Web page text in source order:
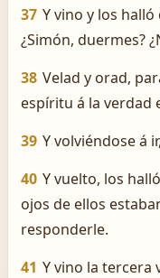
37 Y vino y los
¿Simón, duermes?
38 Velad y orad,
espíritu á la verdad
39 Y volviéndose á
40 Y vuelto, los
ojos de ellos
responderle.
41 Y vino la tercera